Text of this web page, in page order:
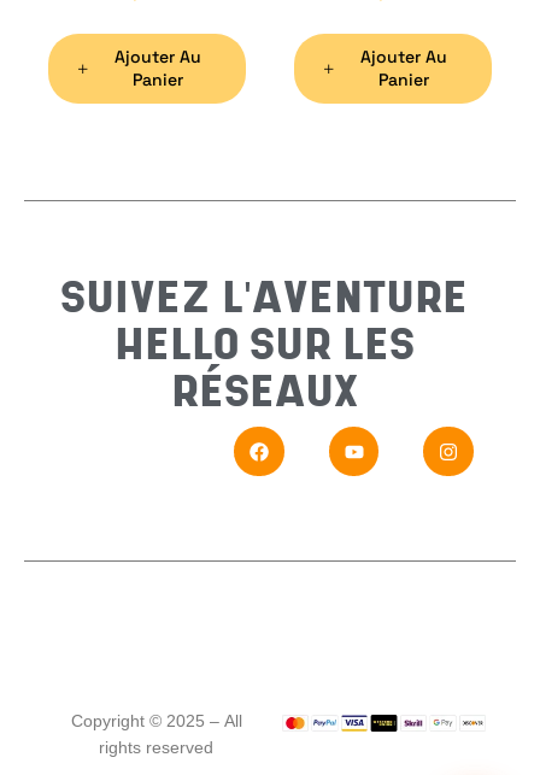
Ajouter Au
Panier
Ajouter Au
Panier
SUIVEZ L'AVENTURE
HELLO SUR LES
RÉSEAUX
Copyright © 2025 – All
rights reserved